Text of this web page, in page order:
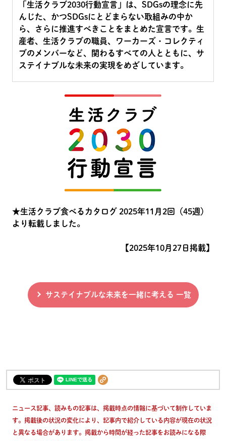
「生活クラブ2030行動宣言」は、SDGsの理念に先
んじた、かつSDGsにとどまらない取組みの中か
ら、さらに推進すべきことをまとめた宣言です。生
産者、生活クラブの職員、ワーカーズ・コレクティ
ブのメンバーなど、関わるすべての人とともに、サ
ステイナブルな未来の実現をめざしています。
★生活クラブ食べるカタログ 2025年11月2回（45週）
より転載しました。
【2025年10月27日掲載】
サステイナブルな未来を一緒に考える 一覧
ニュース記事、読みもの記事は、掲載時点の情報に基づいて制作していま
す。掲載後の状況の変化により、記事内で紹介している内容が現在の状況
と異なる場合があります。掲載から時間が経った記事をお読みになる際